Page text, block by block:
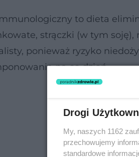
to dieta
strączki (w tym soję),
ponieważ ryzyko
na co dzień.
Drogi
My, naszych 1162
przechowujemy
standardowe